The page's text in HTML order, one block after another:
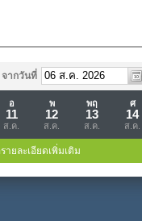
จากวันที่
อ
11
ส.ค.
พ
12
ส.ค.
พฤ
13
ส.ค.
ศ
14
ส.ค.
ายละเอียดเพิ่มเติม